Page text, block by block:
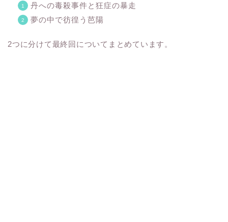
丹への毒殺事件と狂症の暴走
夢の中で彷徨う芭陽
2つに分けて最終回についてまとめています。